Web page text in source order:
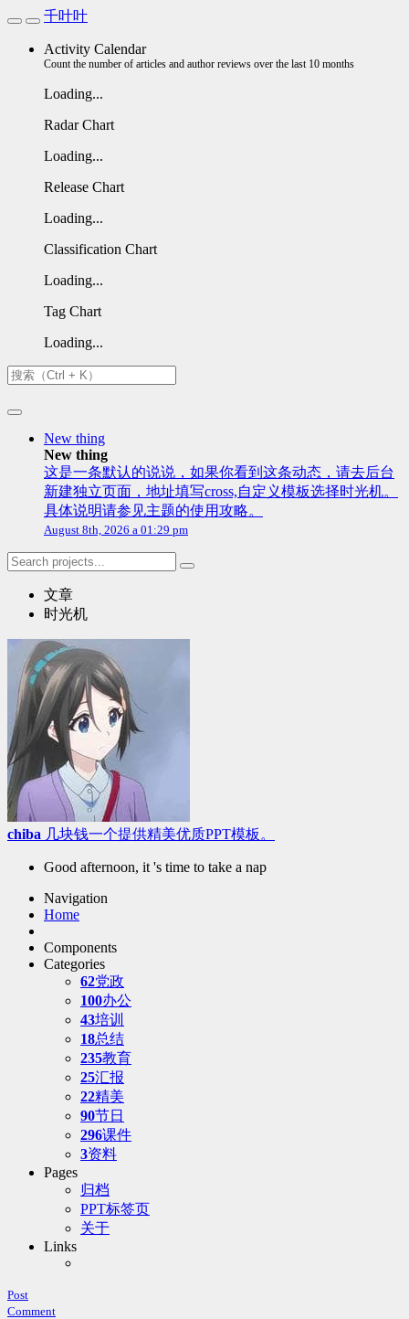
千叶叶
Activity Calendar
Count the number of articles and author reviews over the last 10 months
Loading...
Radar Chart
Loading...
Release Chart
Loading...
Classification Chart
Loading...
Tag Chart
Loading...
New thing
New thing
这是一条默认的说说，如果你看到这条动态，请去后台
新建独立页面，地址填写cross,自定义模板选择时光机。
具体说明请参见主题的使用攻略。
August 8th, 2026 a 01:29 pm
文章
时光机
chiba 几块钱一个提供精美优质PPT模板。
Good afternoon, it 's time to take a nap
Navigation
Home
Components
Categories
62党政
100办公
43培训
18总结
235教育
25汇报
22精美
90节日
296课件
3资料
Pages
归档
PPT标签页
关于
Links
Post
Comment